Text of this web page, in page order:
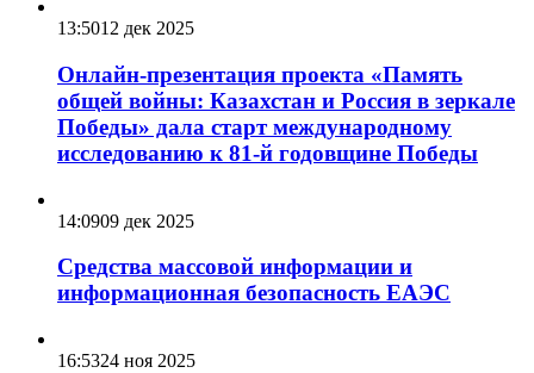
13:5012 дек 2025
Онлайн-презентация проекта «Память
общей войны: Казахстан и Россия в зеркале
Победы» дала старт международному
исследованию к 81-й годовщине Победы
14:0909 дек 2025
Средства массовой информации и
информационная безопасность ЕАЭС
16:5324 ноя 2025